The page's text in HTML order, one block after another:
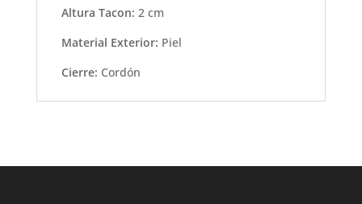
Altura Tacon: 2 cm
Material Exterior: Piel
Cierre: Cordón